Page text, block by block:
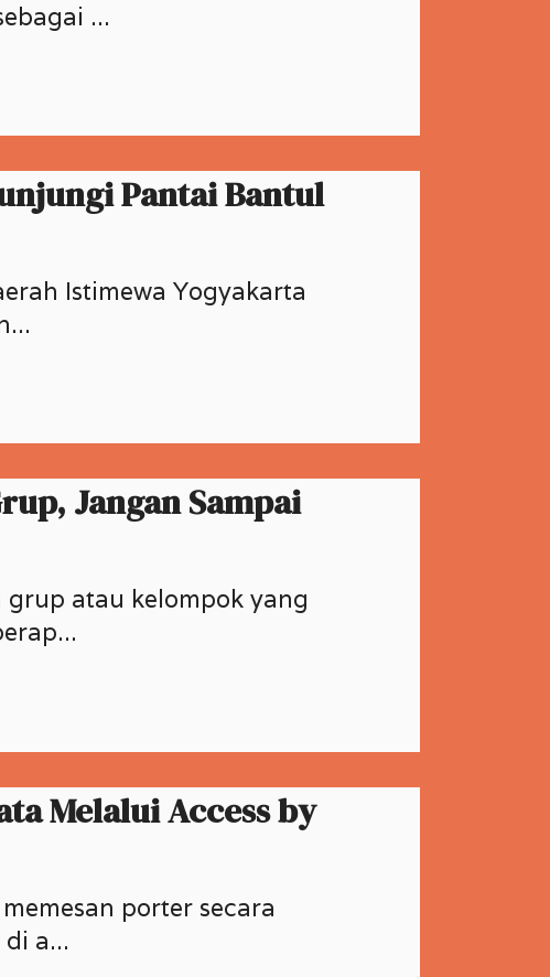
...
Pantai Bantul
Istimewa Yogyakarta
Jangan Sampai
atau kelompok yang
Melalui Access by
porter secara
a...